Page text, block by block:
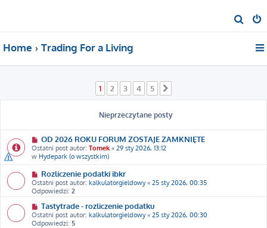
z
Home Trading For a Living
1 2 3 4 5
Nieprzeczytane posty
OD 2026 ROKU FORUM ZOSTAJE ZAMKNIĘTE
Ostatni post autor: Tomek « 29 sty 2026, 13:12
w Hydepark (o wszystkim)
Rozliczenie podatki ibkr
Ostatni post autor: kalkulatorgieldowy« 25 sty 2026, 00:35
Odpowiedzi: 2
Tastytrade - rozliczenie podatku
Ostatni post autor: kalkulatorgieldowy« 25 sty 2026, 00:30
Odpowiedzi: 5